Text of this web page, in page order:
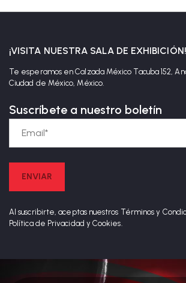
¡VISITA NUESTRA SALA DE EXHIBICIÓN!
Te esperamos en Calzada México Tacuba 152,
Ciudad de México, México.
Suscríbete a nuestro boletín
Al suscribirte, aceptas nuestros Términos y
Política de Privacidad y Cookies.